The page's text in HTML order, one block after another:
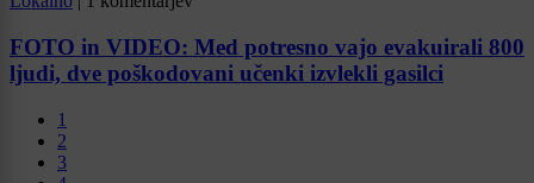
FOTO in VIDEO: Med potresno vajo evakuirali 800
ljudi, dve poškodovani učenki izvlekli gasilci
1
2
3